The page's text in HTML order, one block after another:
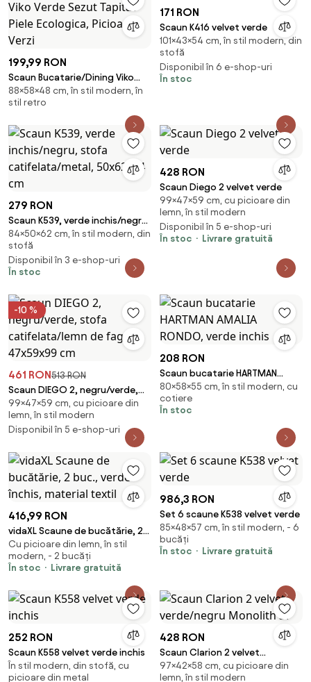
199,99 RON
Scaun Bucatarie/Dining Viko
Verde Sezut Tapitat Piele
Ecologica, Picioare Verzi
88×58×48 cm, în stil modern, în
stil retro
171 RON
Scaun K416 velvet verde
101×43×54 cm, în stil modern, din
stofă
Disponibil în 6 e-shop-uri
În stoc
279 RON
Scaun K539, verde inchis/negru,
stofa catifelata/metal,
50x62x84 cm
84×50×62 cm, în stil modern, din
stofă
Disponibil în 3 e-shop-uri
În stoc
428 RON
Scaun Diego 2 velvet verde
99×47×59 cm, cu picioare din
lemn, în stil modern
Disponibil în 5 e-shop-uri
În stoc
Livrare gratuită
-10 %
461 RON513 RON
Scaun DIEGO 2, negru/verde,
stofa catifelata/lemn de fag,
47x59x99 cm
99×47×59 cm, cu picioare din
lemn, în stil modern
Disponibil în 5 e-shop-uri
208 RON
Scaun bucatarie HARTMAN
AMALIA RONDO, verde inchis
80×58×55 cm, în stil modern, cu
cotiere
În stoc
416,99 RON
vidaXL Scaune de bucătărie, 2
buc., verde închis, material
textil
Cu picioare din lemn, în stil
modern, - 2 bucăți
În stoc
Livrare gratuită
986,3 RON
Set 6 scaune K538 velvet verde
85×48×57 cm, în stil modern, - 6
bucăți
În stoc
Livrare gratuită
252 RON
Scaun K558 velvet verde inchis
În stil modern, din stofă, cu
picioare din metal
428 RON
Scaun Clarion 2 velvet
verde/negru Monolith 37
97×42×58 cm, cu picioare din
lemn, în stil modern